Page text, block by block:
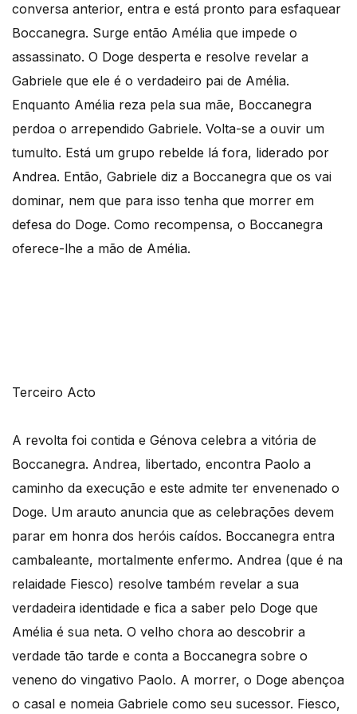
conversa anterior, entra e está pronto para esfaquear
Boccanegra. Surge então Amélia que impede o
assassinato. O Doge desperta e resolve revelar a
Gabriele que ele é o verdadeiro pai de Amélia.
Enquanto Amélia reza pela sua mãe, Boccanegra
perdoa o arrependido Gabriele. Volta-se a ouvir um
tumulto. Está um grupo rebelde lá fora, liderado por
Andrea. Então, Gabriele diz a Boccanegra que os vai
dominar, nem que para isso tenha que morrer em
defesa do Doge. Como recompensa, o Boccanegra
oferece-lhe a mão de Amélia.
Terceiro Acto
A revolta foi contida e Génova celebra a vitória de
Boccanegra. Andrea, libertado, encontra Paolo a
caminho da execução e este admite ter envenenado o
Doge. Um arauto anuncia que as celebrações devem
parar em honra dos heróis caídos. Boccanegra entra
cambaleante, mortalmente enfermo. Andrea (que é na
relaidade Fiesco) resolve também revelar a sua
verdadeira identidade e fica a saber pelo Doge que
Amélia é sua neta. O velho chora ao descobrir a
verdade tão tarde e conta a Boccanegra sobre o
veneno do vingativo Paolo. A morrer, o Doge abençoa
o casal e nomeia Gabriele como seu sucessor. Fiesco,